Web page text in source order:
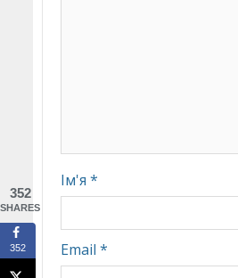
Ім'я *
Email *
352
SHARES
352